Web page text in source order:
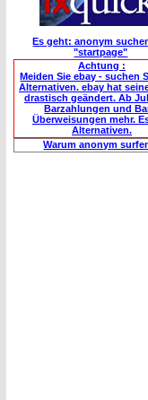
Es geht: anonym
"startpage"
Achtung :
Meiden Sie ebay - suchen
Alternativen. ebay hat
drastisch geändert. Ab
Barzahlungen und
Überweisungen mehr.
Alternativen.
Warum anonym